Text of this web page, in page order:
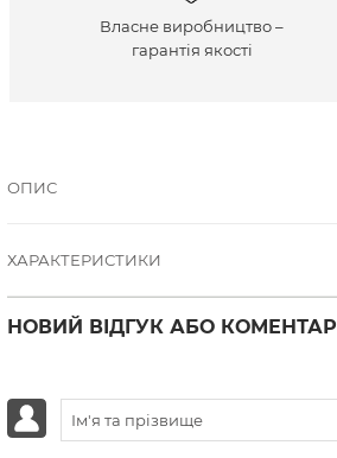
Власне виробництво –
гарантія якості
ОПИС
ХАРАКТЕРИСТИКИ
НОВИЙ ВІДГУК АБО КОМЕНТАР